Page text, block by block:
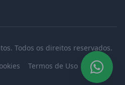
Todos os direitos reservados.
Termos de Uso